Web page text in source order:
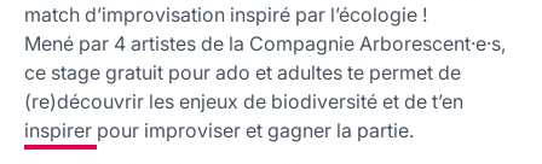
match d’improvisation inspiré par l’écologie !
Mené par 4 artistes de la Compagnie Arborescent·e·s,
ce stage gratuit pour ado et adultes te permet de
(re)découvrir les enjeux de biodiversité et de t’en
inspirer pour improviser et gagner la partie.